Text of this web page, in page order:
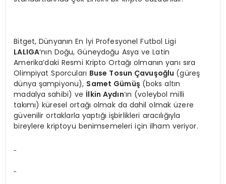
Bitget, Dünyanın En İyi Profesyonel Futbol Ligi
LALIGA‘nın Doğu, Güneydoğu Asya ve Latin
Amerika’daki Resmi Kripto Ortağı olmanın yanı sıra
Olimpiyat Sporcuları Buse Tosun Çavuşoğlu (güreş
dünya şampiyonu), Samet Gümüş (boks altın
madalya sahibi) ve İlkin Aydın‘ın (voleybol milli
takımı) küresel ortağı olmak da dahil olmak üzere
güvenilir ortaklarla yaptığı işbirlikleri aracılığıyla
bireylere kriptoyu benimsemeleri için ilham veriyor.